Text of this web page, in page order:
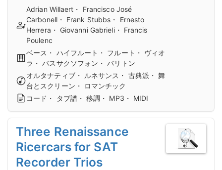
Adrian Willaert・ Francisco José
Carbonell・ Frank Stubbs・ Ernesto
Herrera・ Giovanni Gabrieli・ Francis
Poulenc
ベース・ ハイフルート・ フルート・ ヴィオ
ラ・ バスサクソフォン・ バリトン
オルタナティブ・ ルネサンス・ 古典派・ 舞
台とスクリーン・ ロマンチック
コード・ タブ譜・ 移調・ MP3・ MIDI
Three Renaissance
Ricercars for SAT
Recorder Trios